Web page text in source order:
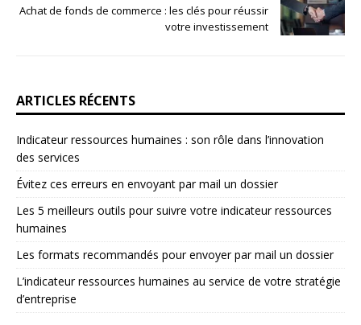
Achat de fonds de commerce : les clés pour réussir
votre investissement
ARTICLES RÉCENTS
Indicateur ressources humaines : son rôle dans l’innovation
des services
Évitez ces erreurs en envoyant par mail un dossier
Les 5 meilleurs outils pour suivre votre indicateur ressources
humaines
Les formats recommandés pour envoyer par mail un dossier
L’indicateur ressources humaines au service de votre stratégie
d’entreprise